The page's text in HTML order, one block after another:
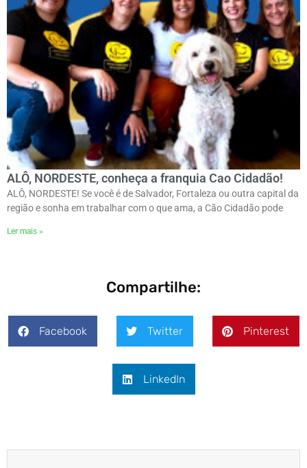
ALÔ, NORDESTE, conheça a franquia Cao Cidadão!
ALÔ, NORDESTE! Se você é de Salvador, Fortaleza ou outra capital da
região e sonha em trabalhar com o que ama, a Cão Cidadão pode
Ler mais »
Compartilhe:
Facebook Twitter Pinterest
LinkedIn